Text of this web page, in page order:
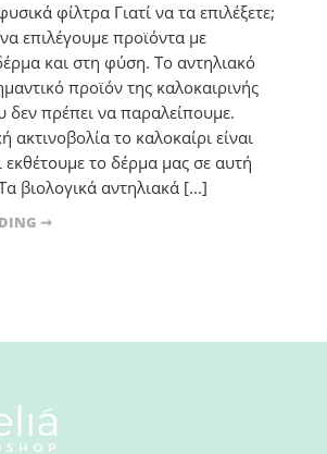
φίλτρα Γιατί να τα επιλέξετε;
επιλέγουμε προϊόντα με
και στη φύση. Το αντηλιακό
προϊόν της καλοκαιρινής
δεν πρέπει να παραλείπουμε.
ακτινοβολία το καλοκαίρι είναι
εκθέτουμε το δέρμα μας σε αυτή
βιολογικά αντηλιακά [...]
➞